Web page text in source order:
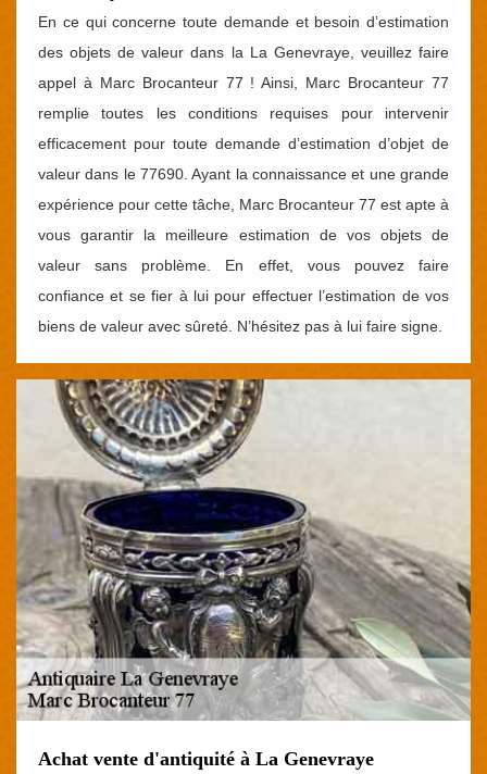
En ce qui concerne toute demande et besoin d’estimation
des objets de valeur dans la La Genevraye, veuillez faire
appel à Marc Brocanteur 77 ! Ainsi, Marc Brocanteur 77
remplie toutes les conditions requises pour intervenir
efficacement pour toute demande d’estimation d’objet de
valeur dans le 77690. Ayant la connaissance et une grande
expérience pour cette tâche, Marc Brocanteur 77 est apte à
vous garantir la meilleure estimation de vos objets de
valeur sans problème. En effet, vous pouvez faire
confiance et se fier à lui pour effectuer l’estimation de vos
biens de valeur avec sûreté. N’hésitez pas à lui faire signe.
Achat vente d'antiquité à La Genevraye